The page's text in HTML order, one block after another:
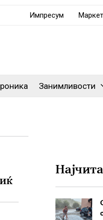
Импресум
Занимливости